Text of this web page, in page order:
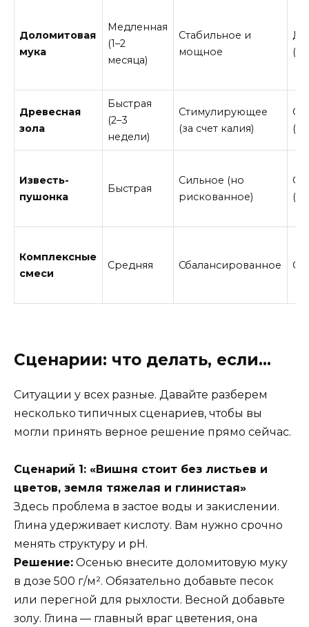
Доломитовая
мука
Медленная
(1–2
месяца)
Стабильное и
мощное
Древесная
зола
Быстрая
(2–3
недели)
Стимулирующее
(за счет калия)
(1
Известь-
пушонка
Быстрая
Сильное (но
рискованное)
Комплексные
смеси
Средняя Сбалансированное
Сценарии: что делать, если…
Ситуации у всех разные. Давайте разберем
несколько типичных сценариев, чтобы вы
могли принять верное решение прямо сейчас.
Сценарий 1: «Вишня стоит без листьев и
цветов, земля тяжелая и глинистая»
Здесь проблема в застое воды и закислении.
Глина удерживает кислоту. Вам нужно срочно
менять структуру и pH.
Решение: Осенью внесите доломитовую муку
в дозе 500 г/м². Обязательно добавьте песок
или перегной для рыхлости. Весной добавьте
золу. Глина — главный враг цветения, она